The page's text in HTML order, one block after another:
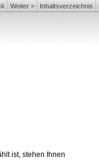
Inhaltsverzeichnis
Weiter >
ist, stehen Ihnen